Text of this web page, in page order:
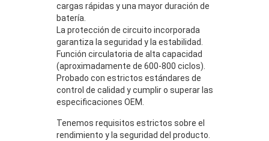
cargas rápidas y una mayor duración de
batería.
La protección de circuito incorporada
garantiza la seguridad y la estabilidad.
Función circulatoria de alta capacidad
(aproximadamente de 600-800 ciclos).
Probado con estrictos estándares de
control de calidad y cumplir o superar las
especificaciones OEM.
Tenemos requisitos estrictos sobre el
rendimiento y la seguridad del producto.